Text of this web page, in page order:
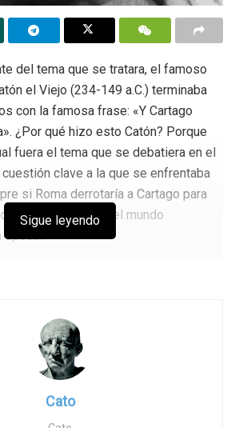
del tema que se tratara, el famoso
el Viejo (234-149 a.C.) terminaba
con la famosa frase: «Y Cartago
¿Por qué hizo esto Catón? Porque
fuera el tema que se debatiera en el
cuestión clave a la que se enfrentaba
si Roma derrotaría a Cartago para
dominante del mundo
época.
si se logrará imponer el programa
hijos -los líderes de mañana- o si
se alzarán para derrotar esta
Sigue leyendo
Cato